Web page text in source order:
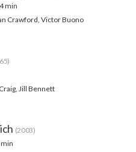
min
Crawford, Victor Buono
Jill Bennett
(2003)